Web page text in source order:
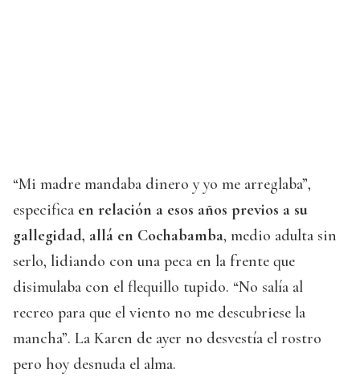
“Mi madre mandaba dinero y yo me arreglaba”,
especifica en relación a esos años previos a su
gallegidad, allá en Cochabamba, medio adulta sin
serlo, lidiando con una peca en la frente que
disimulaba con el flequillo tupido. “No salía al
recreo para que el viento no me descubriese la
mancha”. La Karen de ayer no desvestía el rostro
pero hoy desnuda el alma.